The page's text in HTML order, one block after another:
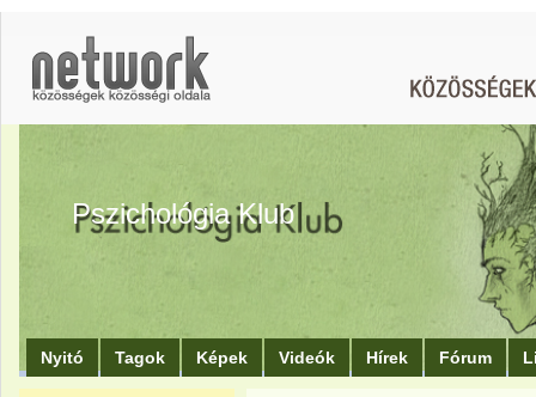
Pszichológia Klub
Nyitó Tagok Képek Videók Hírek Fórum